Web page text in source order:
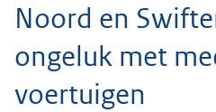
Noord en
ongeluk met
voertuigen